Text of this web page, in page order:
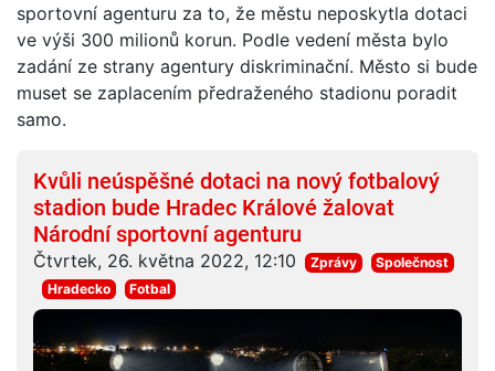
sportovní agenturu za to, že městu neposkytla dotaci
ve výši 300 milionů korun. Podle vedení města bylo
zadání ze strany agentury diskriminační. Město si bude
muset se zaplacením předraženého stadionu poradit
samo.
Kvůli neúspěšné dotaci na nový fotbalový
stadion bude Hradec Králové žalovat
Národní sportovní agenturu
Čtvrtek, 26. května 2022, 12:10 Zprávy
Společnost
Hradecko
Fotbal